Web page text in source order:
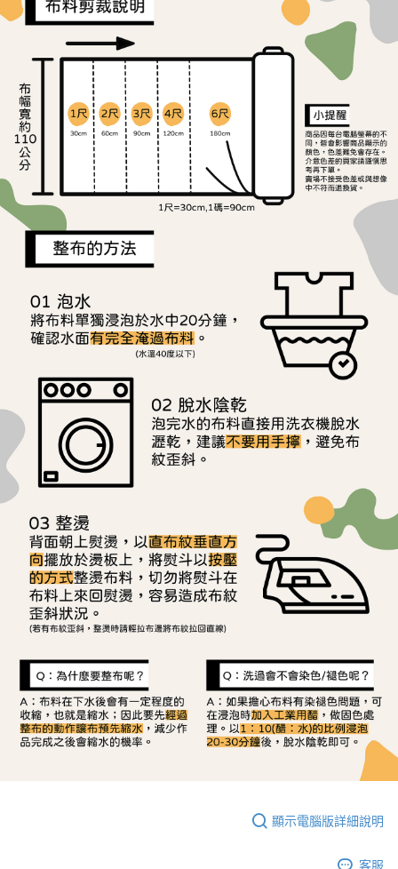
【「AFTEE先享後付」結帳流程】
１．於結帳方式選擇「AFTEE先享後付」後，將跳轉至「AFTEE先享後付」
結帳頁面，進行簡訊認證並確認金額後，即可完成結帳。
２．訂單成立數日內，您將收到繳費通知簡訊。
３．收到繳費通知簡訊後14天內，點擊此簡訊中的連結，可透過四大超商／
ATM／網路銀行／等多元方式進行付款，方視為交易完成。
※ 請注意：結帳手續完成當下不需立刻繳費，但若您需要取消訂單，請聯絡
購買商品的店家。未經商家同意取消之訂單仍視為有效，需透過AFTEE先享
後付繳納相關費用。
※ 交易是否成功請以「AFTEE先享後付 」之結帳頁面顯示為準，若有關於
是否繳費成功／繳費後需取消欲退款等相關疑問，請聯繫「AFTEE先享後付
客戶支援中心」 https://netprotections.freshdesk.com/support/home
【注意事項】
１．透過由恩沛科技股份有限公司提供之「AFTEE先享後付」服務完成之交
易，需依本服務之必要範圍內提供個人資料，並將交易相關給付款項請求債
權轉讓予恩沛科技股份有限公司。
https://aftee.tw/terms/#terms3
３．未成年的使用者請事先徵得法定代理人或監護人之同意方可使用
「AFTEE先享後付」，若未經同意申辦者引起之損失，本公司不負相關責
任。
４．使用「AFTEE先享後付」時，將依據個別帳號之用戶狀況，依本公司即
時審查核予不同之上限額度；若仍有額度不足之情形，本公司將視審查結果
請求用戶進行身份認證。
５．嚴禁一人註冊多個帳號或使用他人資訊註冊。若發現惡意使用之情形，
恩沛科技股份有限公司將有權停止該用戶之使用額度並採取法律行動。
每筆NT$65，滿NT$1,500(含以上)免運費
每筆NT$65，滿NT$1,500(含以上)免運費
宅配
每筆NT$150，滿NT$1,500(含以上)免運費
離島宅配
每筆NT$240
顯示電腦版詳細說明
客服